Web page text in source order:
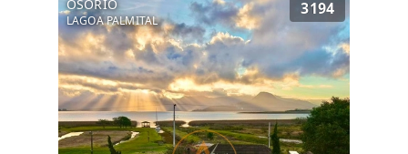
OSÓRIO
LAGOA PALMITAL
3194